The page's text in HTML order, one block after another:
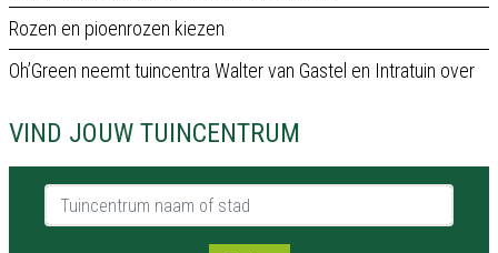
Rozen en pioenrozen kiezen
Oh’Green neemt tuincentra Walter van Gastel en Intratuin over
VIND JOUW TUINCENTRUM
Tuincentrum naam of stad